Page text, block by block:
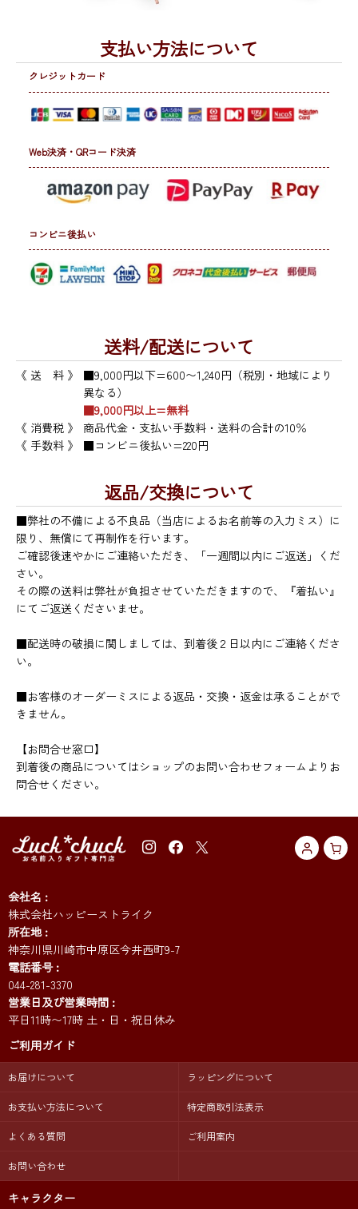
支払い方法について
クレジットカード
Web決済・QRコード決済
コンビニ後払い
送料/配送について
《 送 料 》
■9,000円以下=600〜1,240円（税別・地域により
異なる）
■9,000円以上=無料
《 消費税 》
商品代金・支払い手数料・送料の合計の10％
《 手数料 》
■コンビニ後払い=220円
返品/交換について
■弊社の不備による不良品（当店によるお名前等の入力ミス）に
限り、無償にて再制作を行います。
ご確認後速やかにご連絡いただき、「一週間以内にご返送」くだ
さい。
その際の送料は弊社が負担させていただきますので、『着払い』
にてご返送くださいませ。
■配送時の破損に関しましては、到着後２日以内にご連絡くださ
い。
■お客様のオーダーミスによる返品・交換・返金は承ることがで
きません。
【お問合せ窓口】
到着後の商品についてはショップのお問い合わせフォームよりお
問合せください。
会社名
株式会社ハッピーストライク
所在地
神奈川県川崎市中原区今井西町9-7
電話番号
044-281-3370
営業日及び営業時間
平日11時〜17時 土・日・祝日休み
ご利用ガイド
お届けについて ラッピングについて
お支払い方法について 特定商取引法表示
よくある質問 ご利用案内
お問い合わせ
キャラクター